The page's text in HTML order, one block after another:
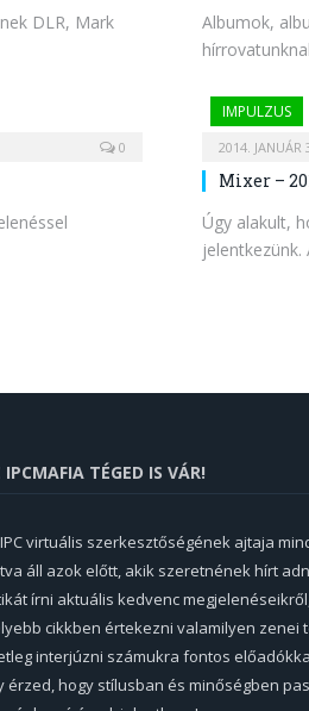
DLR, Mark
Albumok,
0
IMPULZUS
2014. JANUÁR
Mixer –
Úgy alakult,
IPCMAFIA TÉGED IS VÁR!
virtuális szerkesztőségének ajtaja
áll azok előtt, akik szeretnének hírt
írni aktuális kedvenc
cikkben értekezni valamilyen zenei
interjúzni számukra fontos
érzed, hogy stílusban és minőségben